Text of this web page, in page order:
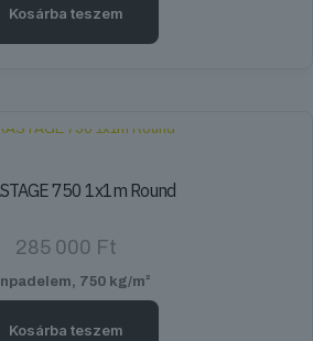
Kosárba teszem
750 1x1m Round
285 000 Ft
750 kg/m²
Kosárba teszem